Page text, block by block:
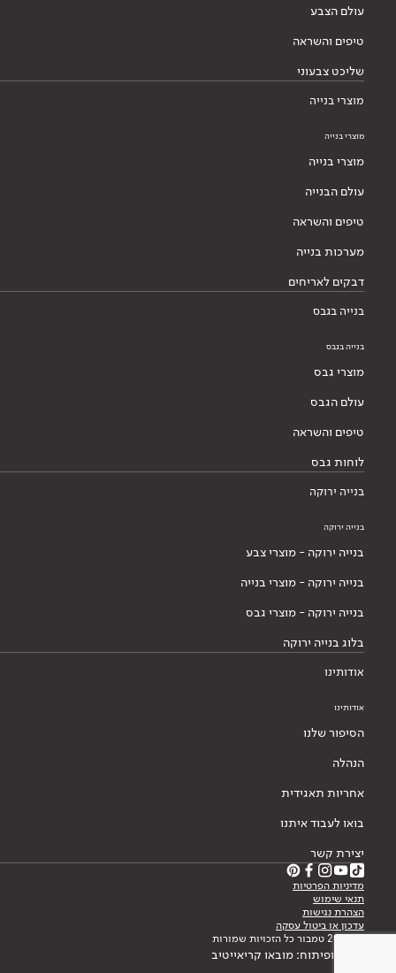
עולם הצבע
טיפים והשראה
שליכט צבעוני
מוצרי בנייה
מוצרי בנייה
מוצרי בנייה
עולם הבנייה
טיפים והשראה
מערכות בנייה
דבקים לאריחים
בנייה בגבס
בנייה בגבס
מוצרי גבס
עולם הגבס
טיפים והשראה
לוחות גבס
בנייה ירוקה
בנייה ירוקה
בנייה ירוקה - מוצרי צבע
בנייה ירוקה - מוצרי בנייה
בנייה ירוקה - מוצרי גבס
בלוג בנייה ירוקה
אודותינו
אודותינו
הסיפור שלנו
הנהלה
אחריות תאגידית
בואו לעבוד איתנו
יצירת קשר
מדיניות הפרטיות
תנאי שימוש
הצהרת נגישות
עדכון או ביטול עסקה
© 2026 טמבור כל הזכויות שמורות
עיצוב ופיתוח: מובאו קריאייטיב